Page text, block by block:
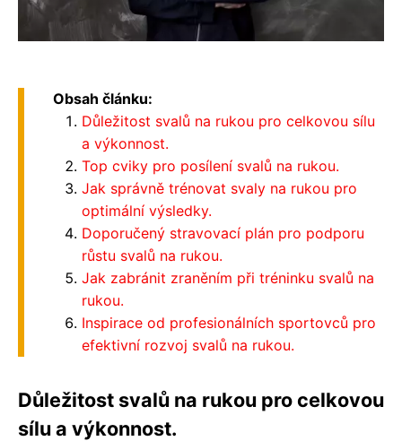
Obsah článku:
Důležitost svalů na rukou pro celkovou sílu
a výkonnost.
Top cviky pro posílení svalů na rukou.
Jak správně trénovat svaly na rukou pro
optimální výsledky.
Doporučený stravovací plán pro podporu
růstu svalů na rukou.
Jak zabránit zraněním při tréninku svalů na
rukou.
Inspirace od profesionálních sportovců pro
efektivní rozvoj svalů na rukou.
Důležitost svalů na rukou pro celkovou
sílu a výkonnost.